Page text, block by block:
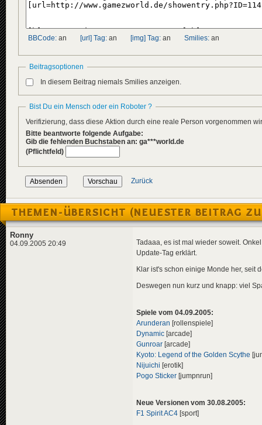
BBCode: an [url] Tag: an [img] Tag: an Smilies: an
Beitragsoptionen
In diesem Beitrag niemals Smilies anzeigen.
Bist Du ein Mensch oder ein Roboter ?
Verifizierung, dass diese Aktion durch eine reale Person vorgenommen
Bitte beantworte folgende Aufgabe:
Gib die fehlenden Buchstaben an: ga***world.de
(Pflichtfeld)
Zurück
THEMEN-ÜBERSICHT (NEUESTER BEITRAG
Ronny
04.09.2005 20:49
Tadaaa, es ist mal wieder soweit.
Update-Tag erklärt.
Klar ist's schon einige Monde her, seit
Deswegen nun kurz und knapp: viel
Spiele vom 04.09.2005:
Arunderan [rollenspiele]
Dynamic [arcade]
Gunroar [arcade]
Kyoto: Legend of the Golden Scythe
Nijuichi [erotik]
Pogo Sticker [jumpnrun]
Neue Versionen vom 30.08.2005:
F1 Spirit AC4 [sport]